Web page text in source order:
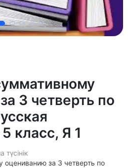
3 четверть по
класс, Я 1
за 3 четверть по